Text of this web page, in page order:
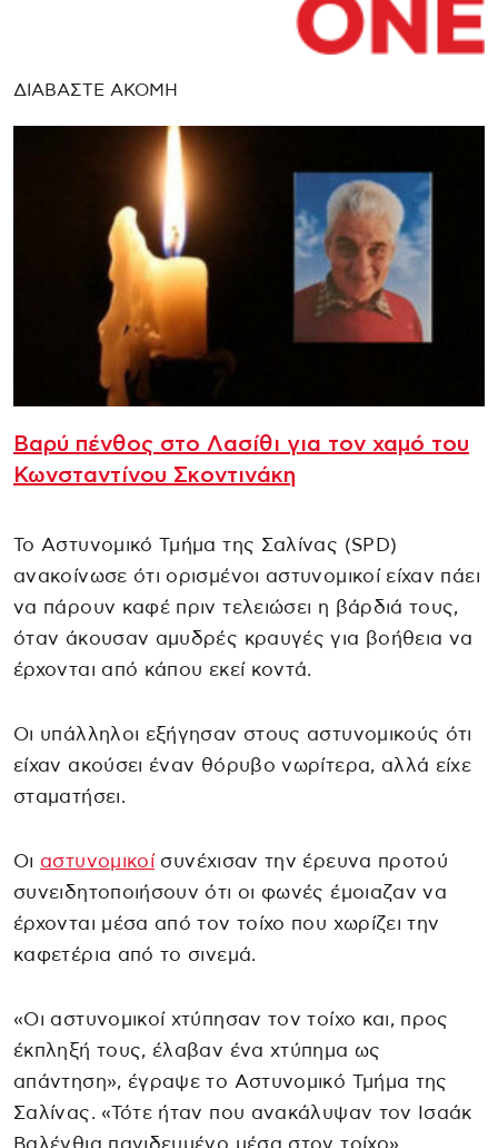
ΔΙΑΒΑΣΤΕ ΑΚΟΜΗ
Βαρύ πένθος στο Λασίθι για τον χαμό του
Κωνσταντίνου Σκοντινάκη
Το Αστυνομικό Τμήμα της Σαλίνας (SPD)
ανακοίνωσε ότι ορισμένοι αστυνομικοί είχαν πάει
να πάρουν καφέ πριν τελειώσει η βάρδιά τους,
όταν άκουσαν αμυδρές κραυγές για βοήθεια να
έρχονται από κάπου εκεί κοντά.
Οι υπάλληλοι εξήγησαν στους αστυνομικούς ότι
είχαν ακούσει έναν θόρυβο νωρίτερα, αλλά είχε
σταματήσει.
Οι αστυνομικοίσυνέχισαν την έρευνα προτού
συνειδητοποιήσουν ότι οι φωνές έμοιαζαν να
έρχονται μέσα από τον τοίχο που χωρίζει την
καφετέρια από το σινεμά.
«Οι αστυνομικοί χτύπησαν τον τοίχο και, προς
έκπληξή τους, έλαβαν ένα χτύπημα ως
απάντηση», έγραψε το Αστυνομικό Τμήμα της
Σαλίνας. «Τότε ήταν που ανακάλυψαν τον Ισαάκ
Βαλένθια παγιδευμένο μέσα στον τοίχο».